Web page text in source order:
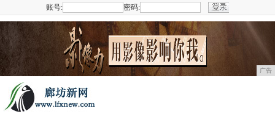
账号: 密码:
广告